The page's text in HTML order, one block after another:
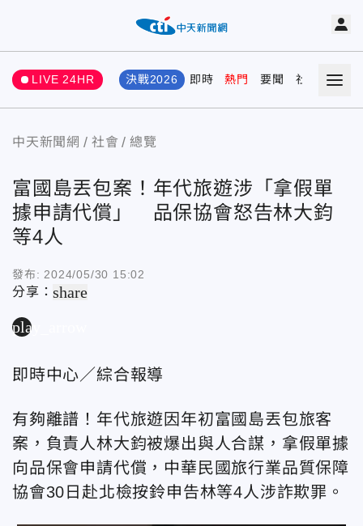
LIVE 24HR 決戰2026 即時 熱門 要聞 社會 娛樂
中天新聞網 社會 總覽
富國島丟包案！年代旅遊涉「拿假單
據申請代償」 品保協會怒告林大鈞
等4人
發布: 2024/05/30 15:02
分享：share
play_arrow
即時中心／綜合報導
有夠離譜！年代旅遊因年初富國島丟包旅客
案，負責人林大鈞被爆出與人合謀，拿假單據
向品保會申請代償，中華民國旅行業品質保障
協會30日赴北檢按鈴申告林等4人涉詐欺罪。